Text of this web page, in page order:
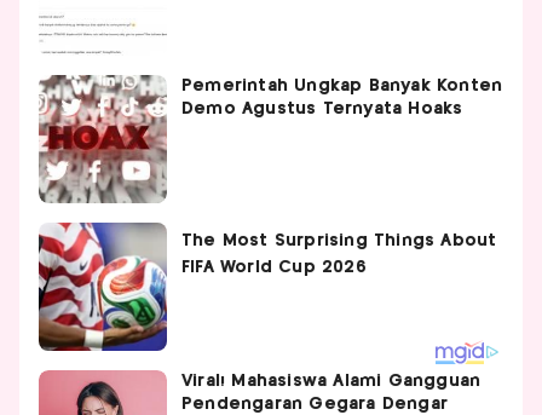
Pemerintah Ungkap Banyak Konten
Demo Agustus Ternyata Hoaks
Viral! Mahasiswa Alami Gangguan
Pendengaran Gegara Dengar